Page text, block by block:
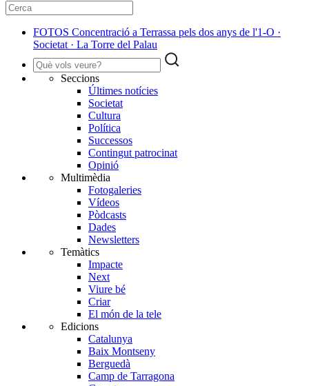
FOTOS Concentració a Terrassa pels dos anys de l'1-O ·
Societat · La Torre del Palau
Seccions
Últimes notícies
Societat
Cultura
Política
Successos
Contingut patrocinat
Opinió
Multimèdia
Fotogaleries
Vídeos
Pòdcasts
Dades
Newsletters
Temàtics
Impacte
Next
Viure bé
Criar
El món de la tele
Edicions
Catalunya
Baix Montseny
Berguedà
Camp de Tarragona